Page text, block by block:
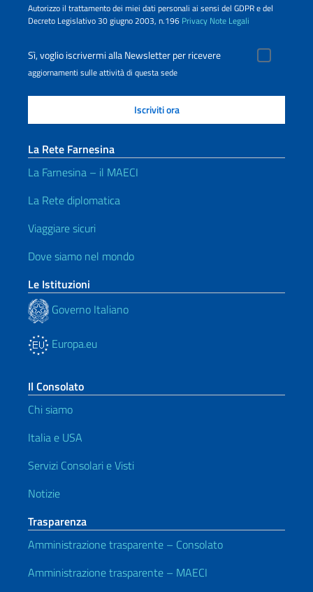
Autorizzo il trattamento dei miei dati personali ai sensi del GDPR e del
Decreto Legislativo 30 giugno 2003, n.196 Privacy Note Legali
Sì, voglio iscrivermi alla Newsletter per ricevere
aggiornamenti sulle attività di questa sede
La Rete Farnesina
La Farnesina – il MAECI
La Rete diplomatica
Viaggiare sicuri
Dove siamo nel mondo
Le Istituzioni
Governo Italiano
Europa.eu
Il Consolato
Chi siamo
Italia e USA
Servizi Consolari e Visti
Notizie
Trasparenza
Amministrazione trasparente – Consolato
Amministrazione trasparente – MAECI